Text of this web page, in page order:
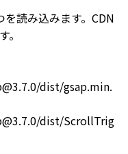
読み込みます。CDN
dist/gsap.min.
dist/ScrollTrig